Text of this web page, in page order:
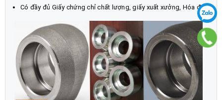
Có đầy đủ Giấy chứng chỉ chất lượng, giấy xuất xưởng, Hóa đơn